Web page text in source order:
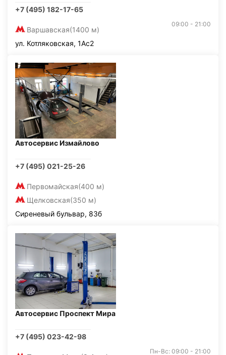
+7 (495) 182-17-65
Варшавская(1400 м)
09:00 - 21:00
ул. Котляковская, 1Ас2
Автосервис Измайлово
+7 (495) 021-25-26
Первомайская(400 м)
Щелковская(350 м)
Сиреневый бульвар, 83б
Автосервис Проспект Мира
+7 (495) 023-42-98
Пн-Вс: 09:00 - 21:00